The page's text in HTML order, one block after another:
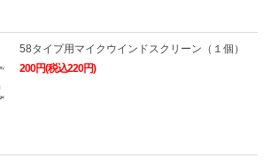
58タイプ用マイクウインドスクリーン（１個）
200円(税込220円)